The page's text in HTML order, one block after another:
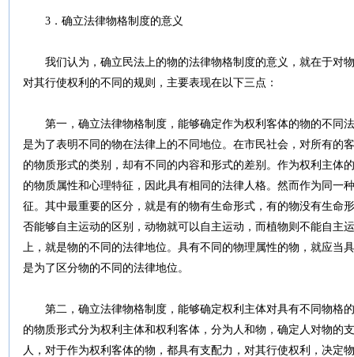
3．确立法律物格制度的意义
我们认为，确立民法上的物的法律物格制度的意义，就在于对
对其行使权利的不同的规则，主要表现在以下三点：
第一，确立法律物格制度，能够确定作为权利客体的物的不同
是为了表明不同的物在法律上的不同地位。在市民社会，对所有的
的物质形式的类别，却有不同的内容和形式的差别。作为权利主体
的物质属性和心理特征，因此具有相同的法律人格。然而作为同一
征。其中最重要的区分，就是有的物有生命形式，有的物没有生命
否能够自主运动的区别，动物就可以自主运动，而植物则不能自主
上，就是物的不同的法律地位。具有不同的物理属性的物，就应当
是为了区分物的不同的法律地位。
第二，确立法律物格制度，能够确定权利主体对具有不同物格
的物质形式分为权利主体和权利客体，分为人和物，确定人对物的
人，对于作为权利客体的物，都具有支配力，对其行使权利，决定